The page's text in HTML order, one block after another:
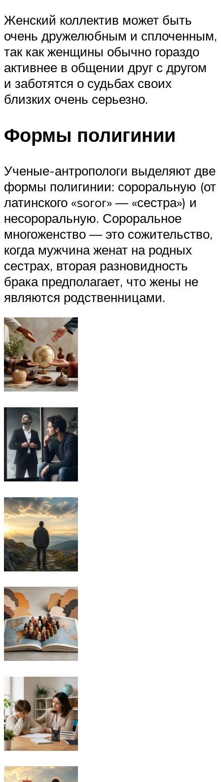
Женский коллектив может быть
очень дружелюбным и сплоченным,
так как женщины обычно гораздо
активнее в общении друг с другом
и заботятся о судьбах своих
близких очень серьезно.
Формы полигинии
Ученые-антропологи выделяют две
формы полигинии: сороральную (от
латинского «soror» — «сестра») и
несороральную. Сороральное
многоженство — это сожительство,
когда мужчина женат на родных
сестрах, вторая разновидность
брака предполагает, что жены не
являются родственницами.